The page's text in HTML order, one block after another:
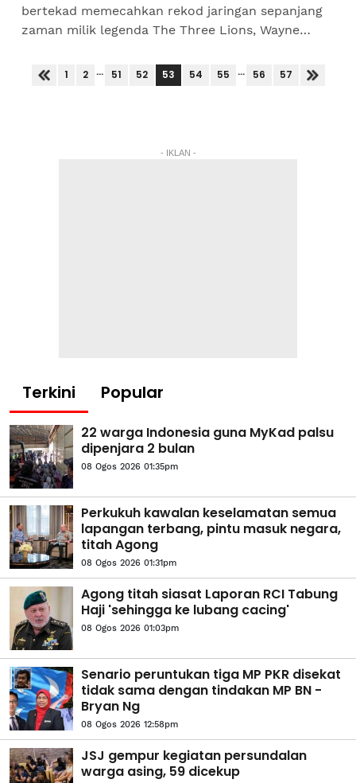
bertekad memecahkan rekod jaringan sepanjang
zaman milik legenda The Three Lions, Wayne
persahabatan menentang Switzerland dan...
1 2 ... 51 52 53 54 55 ... 56 57
- IKLAN -
Terkini Popular
22 warga Indonesia guna MyKad palsu
dipenjara 2 bulan
08 Ogos 2026 01:35pm
Perkukuh kawalan keselamatan semua
lapangan terbang, pintu masuk negara,
titah Agong
08 Ogos 2026 01:31pm
Agong titah siasat Laporan RCI Tabung
Haji 'sehingga ke lubang cacing'
08 Ogos 2026 01:03pm
Senario peruntukan tiga MP PKR disekat
tidak sama dengan tindakan MP BN -
Bryan Ng
08 Ogos 2026 12:58pm
JSJ gempur kegiatan persundalan
warga asing, 59 dicekup